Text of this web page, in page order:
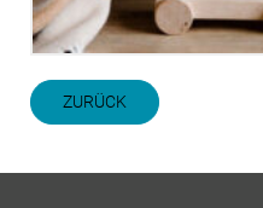
ZURÜCK